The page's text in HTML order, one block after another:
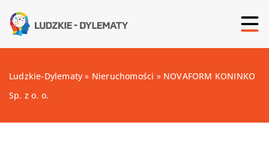
Ludzkie-Dylematy » Nieruchomości » NOVAFORM KONINKO
Sp. z o. o.